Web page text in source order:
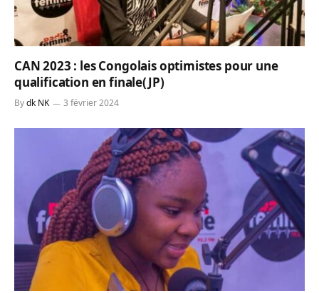
CAN 2023 : les Congolais optimistes pour une
qualification en finale(JP)
Bydk NK 3 février 2024